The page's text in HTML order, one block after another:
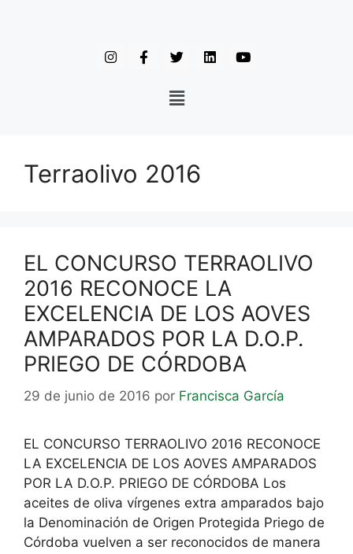
Terraolivo 2016
EL CONCURSO TERRAOLIVO
2016 RECONOCE LA
EXCELENCIA DE LOS AOVES
AMPARADOS POR LA D.O.P.
PRIEGO DE CÓRDOBA
29 de junio de 2016 por Francisca García
EL CONCURSO TERRAOLIVO 2016 RECONOCE
LA EXCELENCIA DE LOS AOVES AMPARADOS
POR LA D.O.P. PRIEGO DE CÓRDOBA Los
aceites de oliva vírgenes extra amparados bajo
la Denominación de Origen Protegida Priego de
Córdoba vuelven a ser reconocidos de manera